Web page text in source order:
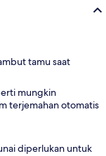
tamu saat
mungkin
terjemahan otomatis
diperlukan untuk